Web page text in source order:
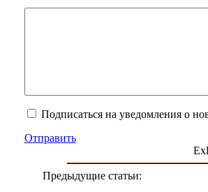
Подписаться на уведомления о
Отправить
Предыдущие статьи: